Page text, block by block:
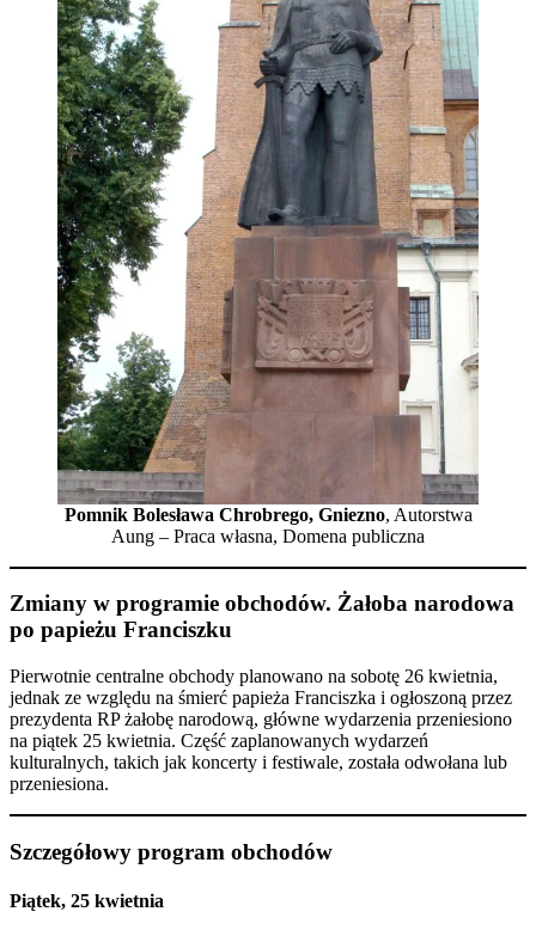
Pomnik Bolesława Chrobrego, Gniezno, Autorstwa
Aung – Praca własna, Domena publiczna
Zmiany w programie obchodów. Żałoba narodowa
po papieżu Franciszku
Pierwotnie centralne obchody planowano na sobotę 26 kwietnia,
jednak ze względu na śmierć papieża Franciszka i ogłoszoną przez
prezydenta RP żałobę narodową, główne wydarzenia przeniesiono
na piątek 25 kwietnia. Część zaplanowanych wydarzeń
kulturalnych, takich jak koncerty i festiwale, została odwołana lub
przeniesiona.
Szczegółowy program obchodów
Piątek, 25 kwietnia